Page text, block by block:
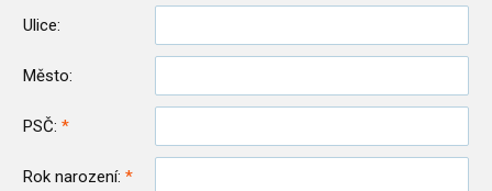
Ulice:
Město:
PSČ:
Rok narození: